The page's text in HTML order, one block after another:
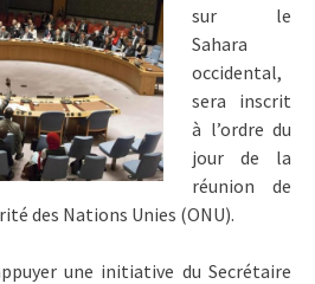
sur le
Sahara
occidental,
sera inscrit
à l’ordre du
jour de la
réunion de
des Nations Unies (ONU).
une initiative du Secrétaire